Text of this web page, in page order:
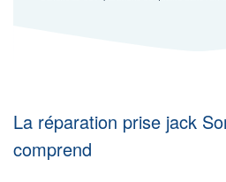
La réparation prise jack
comprend